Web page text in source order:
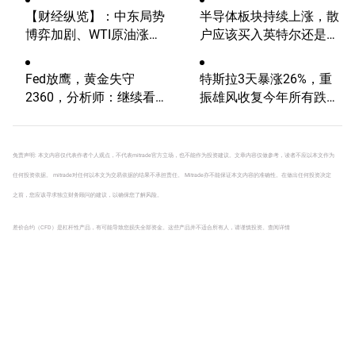
【财经纵览】：中东局势
博弈加剧、WTI原油涨超
率、美元反弹，道指终结
五连涨！
半导体板块持续上涨，散
户应该买入英特尔还是
Fed放鹰，黄金失守
2360，分析师：继续看
特斯拉3天暴涨26%，重
振雄风收复今年所有跌
免责声明: 本文内容仅代表作者个人观点，不代表mitrade官方立场，也不能作为投资建议。文章内容仅做参考，读者不应以本文作为
任何投资依据。 mitrade对任何以本文为交易依据的结果不承担责任。 Mitrade亦不能保证本文内容的准确性。在做出任何投资决定
之前，您应该寻求独立财务顾问的建议，以确保您了解风险。
差价合约（CFD）是杠杆性产品，有可能导致您损失全部资金。这些产品并不适合所有人，请谨慎投资。 查阅详情